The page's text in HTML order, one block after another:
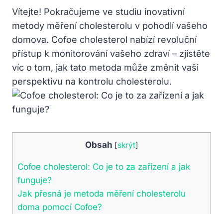
Vítejte! Pokračujeme ve studiu inovativní
metody měření cholesterolu v pohodlí vašeho
domova. Cofoe cholesterol nabízí revoluční
přístup k monitorování vašeho zdraví – zjistěte
víc o tom, jak tato metoda může změnit vaši
perspektivu na kontrolu cholesterolu.
Obsah [skrýt]
Cofoe cholesterol: Co je to za zařízení a jak
funguje?
Jak přesná je metoda měření cholesterolu
doma pomocí Cofoe?